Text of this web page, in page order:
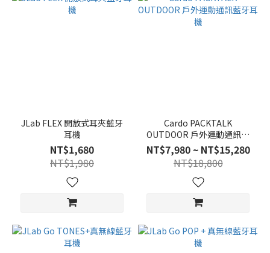
JLab FLEX 開放式耳夾藍牙
耳機
NT$1,680
NT$1,980
Cardo PACKTALK
OUTDOOR 戶外運動通訊藍
牙耳機
NT$7,980 ~ NT$15,280
NT$18,800